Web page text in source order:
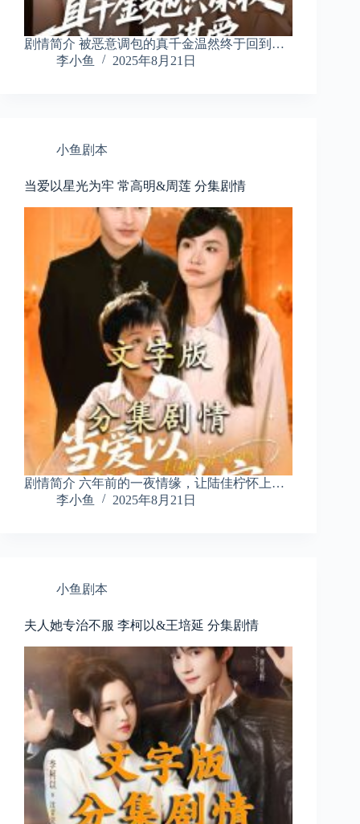
剧情简介 被恶意调包的真千金温然终于回到…
李小鱼
2025年8月21日
小鱼剧本
当爱以星光为牢 常高明&周莲 分集剧情
剧情简介 六年前的一夜情缘，让陆佳柠怀上…
李小鱼
2025年8月21日
小鱼剧本
夫人她专治不服 李柯以&王培延 分集剧情